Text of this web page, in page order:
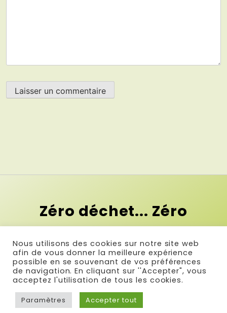
Zéro déchet... Zéro
contrainte !
Et si le premier pas vers le zéro
déchet c'était la simplicité ?
© Réalisé par Com & Net-Infos légales
Nous utilisons des cookies sur notre site web
afin de vous donner la meilleure expérience
possible en se souvenant de vos préférences
de navigation. En cliquant sur ''Accepter", vous
acceptez l'utilisation de tous les cookies.
Paramètres Accepter tout